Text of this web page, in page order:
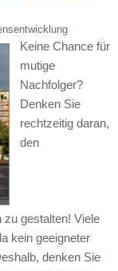
Keine Chance für
mutige
Nachfolger?
Denken Sie
rechtzeitig daran,
den
gestalten! Viele
kein geeigneter
denken Sie